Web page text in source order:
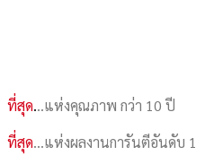
ที่สุด...แห่งคุณภาพ กว่า 10 ปี
ที่สุด…แห่งผลงานการันตีอันดับ 1